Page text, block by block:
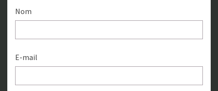
Nom
E-mail